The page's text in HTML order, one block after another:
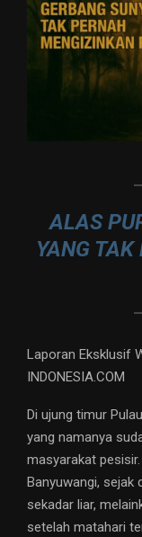
ALAS
YANG
Laporan Eksklusif
INDONESIA.COM
Di ujung timur
yang namanya
masyarakat
Banyuwangi, sejak
sekadar liar,
setelah matahari